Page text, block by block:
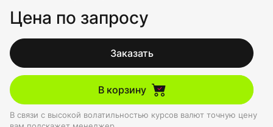
Цена по запросу
Заказать
В корзину
В связи с высокой волатильностью курсов валют точную цену